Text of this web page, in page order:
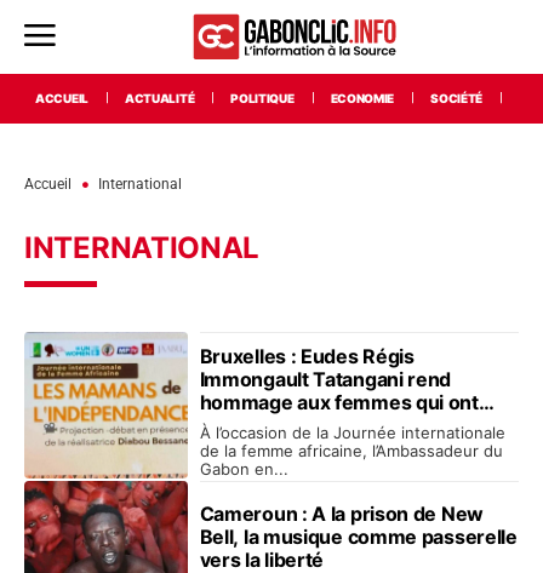
ACCUEIL ACTUALITÉ POLITIQUE ECONOMIE SOCIÉTÉ
Accueil International
INTERNATIONAL
Bruxelles : Eudes Régis
Immongault Tatangani rend
hommage aux femmes qui ont
écrit l’histoire des indépendances
À l’occasion de la Journée internationale
de la femme africaine, l’Ambassadeur du
Gabon en...
Cameroun : A la prison de New
Bell, la musique comme passerelle
vers la liberté